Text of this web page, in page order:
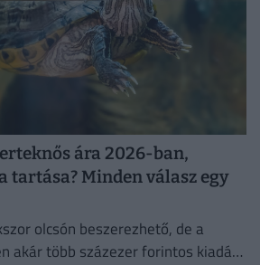
ára 2026-ban,
tartása? Minden válasz egy
olcsón beszerezhető, de a
akár több százezer forintos kiadás